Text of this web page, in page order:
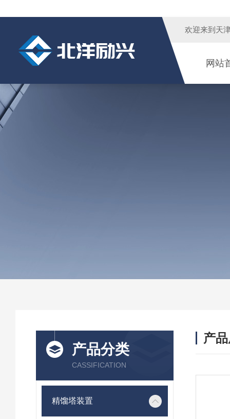
欢迎来到 天
网站
产品分类
CASSIFICATION
精馏塔装置
产